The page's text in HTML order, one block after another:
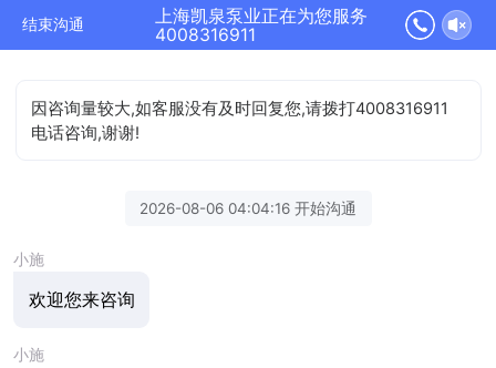
结束沟通
上海凯泉泵业正在为您服务
4008316911
因咨询量较大,如客服没有及时回复您,请拨打4008316911
电话咨询,谢谢!
2026-08-06 04:04:16 开始沟通
小施
欢迎您来咨询
小施